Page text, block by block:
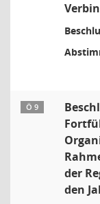
Ö 9
der
den